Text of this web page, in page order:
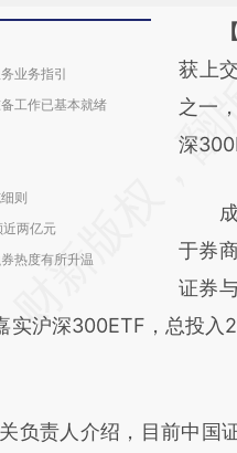
业务指引
工作已基本就绪
则
两亿元
热度有所升温
请务
新观
对和
获上
之一
深
成
于券
证券
实沪深300ETF，总投入
责人介绍，目前中国证